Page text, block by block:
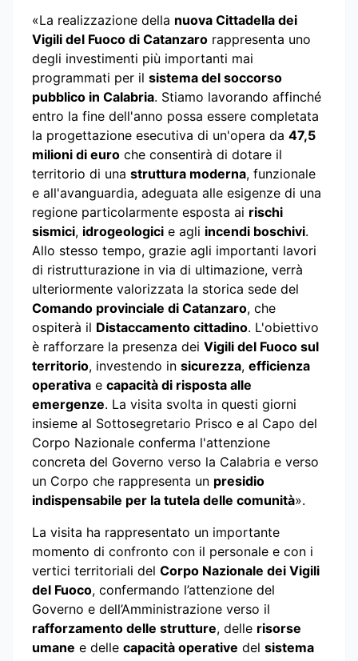
«La realizzazione della nuova Cittadella dei
Vigili del Fuoco di Catanzaro rappresenta uno
degli investimenti più importanti mai
programmati per il sistema del soccorso
pubblico in Calabria. Stiamo lavorando affinché
entro la fine dell'anno possa essere completata
la progettazione esecutiva di un'opera da 47,5
milioni di euro che consentirà di dotare il
territorio di una struttura moderna, funzionale
e all'avanguardia, adeguata alle esigenze di una
regione particolarmente esposta ai rischi
sismici, idrogeologici e agli incendi boschivi.
Allo stesso tempo, grazie agli importanti lavori
di ristrutturazione in via di ultimazione, verrà
ulteriormente valorizzata la storica sede del
Comando provinciale di Catanzaro, che
ospiterà il Distaccamento cittadino. L'obiettivo
è rafforzare la presenza dei Vigili del Fuoco sul
territorio, investendo in sicurezza, efficienza
operativa e capacità di risposta alle
emergenze. La visita svolta in questi giorni
insieme al Sottosegretario Prisco e al Capo del
Corpo Nazionale conferma l'attenzione
concreta del Governo verso la Calabria e verso
un Corpo che rappresenta un presidio
indispensabile per la tutela delle comunità».
La visita ha rappresentato un importante
momento di confronto con il personale e con i
vertici territoriali del Corpo Nazionale dei Vigili
del Fuoco, confermando l’attenzione del
Governo e dell’Amministrazione verso il
rafforzamento delle strutture, delle risorse
umane e delle capacità operative del sistema